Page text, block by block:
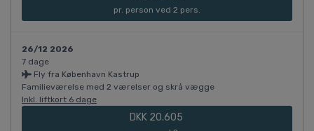
pr. person ved 2 pers.
26/12 2026
7 dage
Fly fra København Kastrup
Familieværelse med 2 værelser og skrå vægge
Inkl. liftkort 6 dage
DKK 20.605